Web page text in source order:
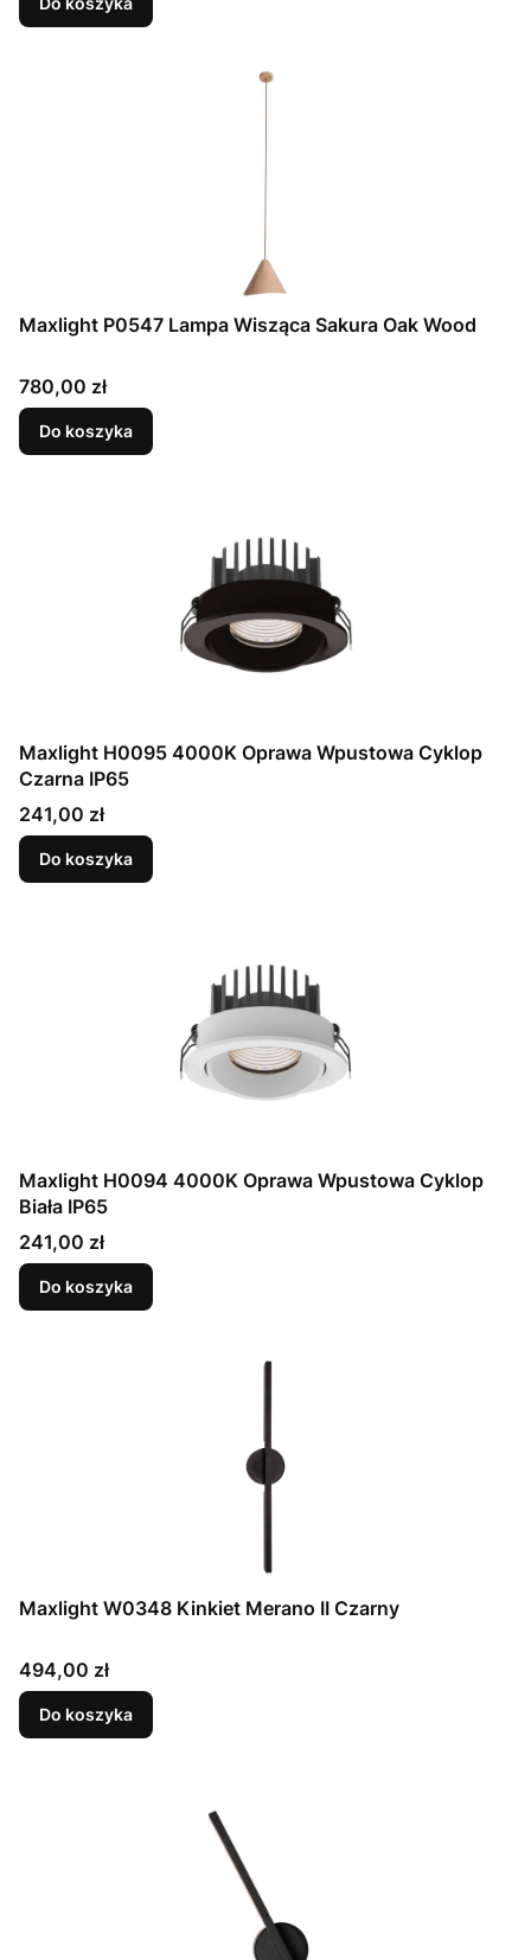
Maxlight P0547 Lampa Wisząca Sakura Oak Wood
Cena
780,00 zł
Do koszyka
Maxlight H0095 4000K Oprawa Wpustowa Cyklop
Czarna IP65
Cena
241,00 zł
Do koszyka
Maxlight H0094 4000K Oprawa Wpustowa Cyklop
Biała IP65
Cena
241,00 zł
Do koszyka
Maxlight W0348 Kinkiet Merano II Czarny
Cena
494,00 zł
Do koszyka